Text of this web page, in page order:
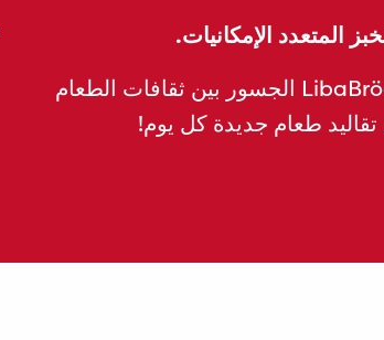
المتعدد الإمكانيات.
يبني LibaBröd الجسور بين ثقافات الطعام
طعام جديدة كل يوم!